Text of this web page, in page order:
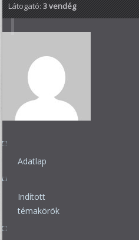
Látogató:3 vendég
Adatlap
Indított
témakörök